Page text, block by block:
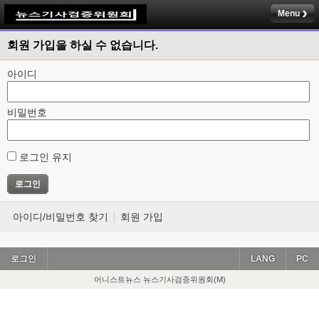
Menu
회원 가입을 하실 수 없습니다.
아이디
비밀번호
로그인 유지
아이디/비밀번호 찾기 회원 가입
로그인 PC
LANG
어니스트뉴스 뉴스기사검증위원회(M)